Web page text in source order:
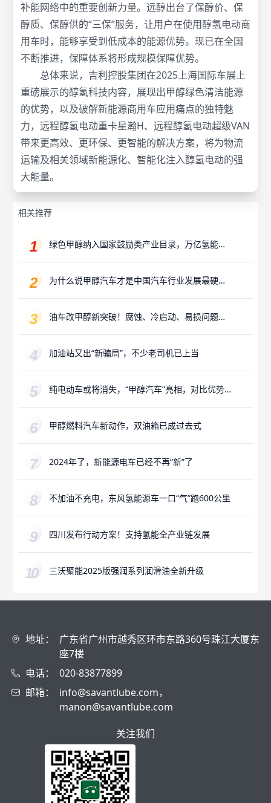
补能网络中的重要创新力量。远醇出台了保醇价、保
醇质、保醇供的“三保”服务，让用户在使用醇氢电动商
用车时，能够享受到低成本的能源优势。现已在全国
不断推进，保障体系将形成规模保障优势。
总体来说，吉利控股集团在2025上海国际车展上
重磅展示的醇氢科技内容，展现出甲醇绿色清洁能源
的优势，以及破解新能源商用车应用痛点的独特魅
力，远程醇氢电动重卡星瀚H、远程醇氢电动超级VAN
带来更高效、更环保、更智能的解决方案，将为物流
运输及相关领域新能源化、智能化注入醇氢电动的强
大能量。
相关推荐
绿色甲醇纳入国家鼓励类产业目录，万亿氢能产
为什么说甲醇汽车才是中国汽车行业发展最硬的
油车改甲醇新突破！腐蚀、冷启动、易损问题已
加油站又出“新骗局”，不少老司机已上当
纯电动车或将消失，“甲醇汽车”亮相，对比优势
甲醇燃料汽车新动作，双油箱已成过去式
2024年了，新能源电车已经不再“新”了
不加油不充电，东风氢能源车一口“气”跑600公里
四川发布行动方案！支持氢能全产业链发展
三沃聚能2025版强润系列润滑油全新升级
地址：
广东省广州市越秀区环市东路360号珠江大厦东
座7楼
电话：
020-83877899
邮箱：
info@savantlube.com，
manon@savantlube.com
关注我们